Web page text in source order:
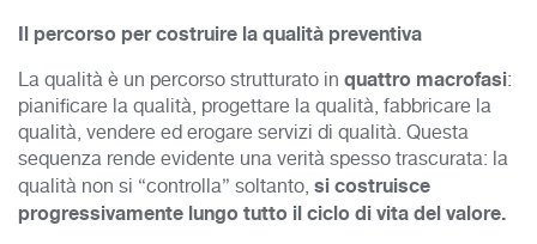
Il percorso per costruire la qualitàpreventiva
La qualità è un percorso strutturato in quattro macrofasi:
pianificare la qualità, progettare la qualità, fabbricare la
qualità, vendere ed erogare servizi di qualità. Questa
sequenza rende evidente una verità spesso trascurata: la
qualità non si “controlla” soltanto, si costruisce
progressivamente lungo tutto il ciclo di vita del valore.